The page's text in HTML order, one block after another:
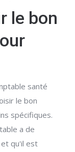
le bon
santé
le bon
spécifiques.
a de
qu'il est